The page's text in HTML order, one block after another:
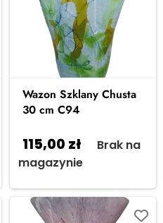
Wazon Szklany Chusta
30 cm C94
115,00 zł
Brak na
magazynie